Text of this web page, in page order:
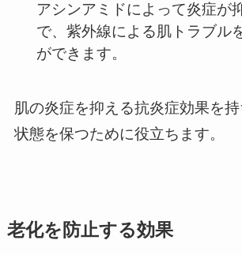
アシンアミドによって炎症が
で、紫外線による肌トラブル
ができます。
肌の炎症を抑える抗炎症効果を
状態を保つために役立ちます。
老化を防止する効果